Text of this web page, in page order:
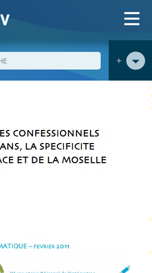
+
Les carrés confessionnels musulmans, la
et de la Moselle - Dossier thématique
des cookies